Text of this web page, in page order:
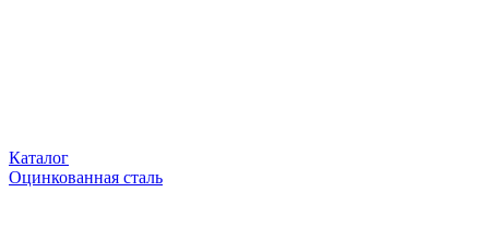
Каталог
Оцинкованная сталь